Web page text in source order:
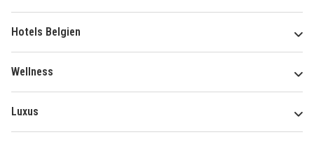
Hotels Belgien
Wellness
Luxus